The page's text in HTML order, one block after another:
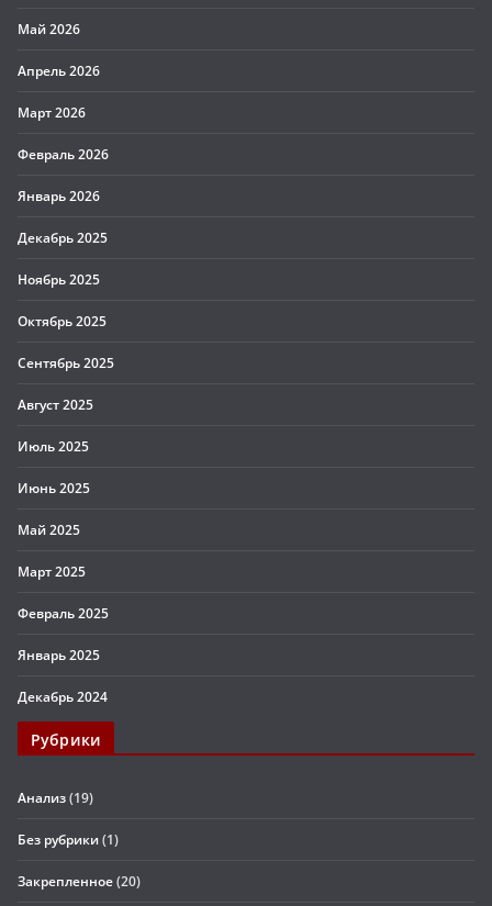
Май 2026
Апрель 2026
Март 2026
Февраль 2026
Январь 2026
Декабрь 2025
Ноябрь 2025
Октябрь 2025
Сентябрь 2025
Август 2025
Июль 2025
Июнь 2025
Май 2025
Март 2025
Февраль 2025
Январь 2025
Декабрь 2024
Рубрики
Анализ(19)
Без рубрики(1)
Закрепленное(20)